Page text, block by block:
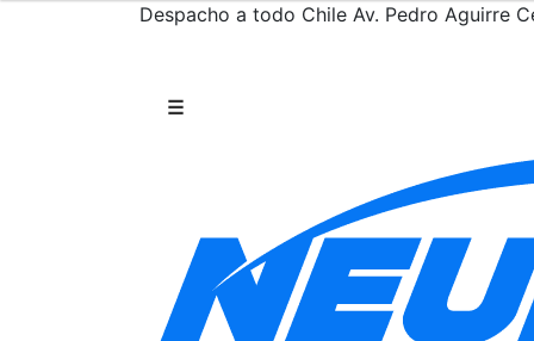
Saltar al contenidoDespacho a todo Chile Av. Pedro Aguirre
☰